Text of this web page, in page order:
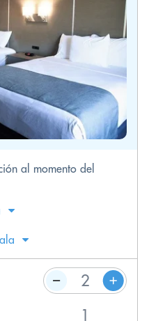
al momento del